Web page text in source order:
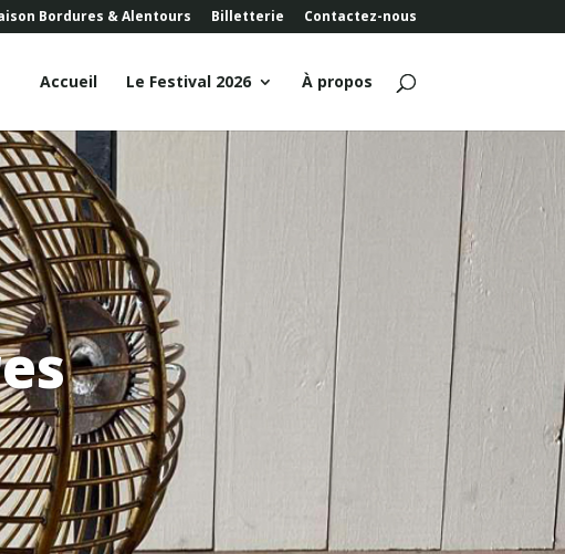
Bordures & Alentours Billetterie Contactez-nous
Accueil Le Festival 2026 À propos